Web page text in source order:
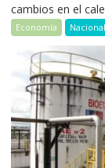
cambios en el
Economía